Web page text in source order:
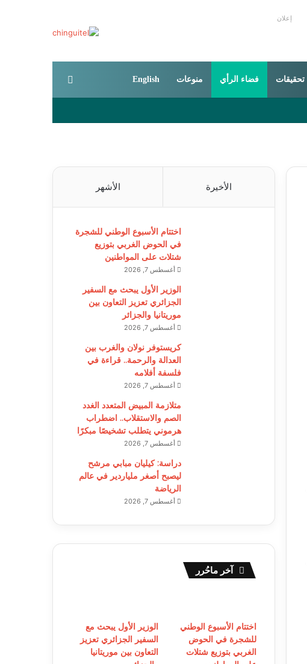
إعلان
تحقيقات فضاء الرأي منوعات English
الأخيرة الأشهر
اختتام الأسبوع الوطني للشجرة
في الحوض الغربي بتوزيع
شتلات على المواطنين
أغسطس 7, 2026
الوزير الأول يبحث مع السفير
الجزائري تعزيز التعاون بين
موريتانيا والجزائر
أغسطس 7, 2026
كريستوفر نولان والغرب بين
العدالة والرحمة.. قراءة في
فلسفة أفلامه
أغسطس 7, 2026
متلازمة المبيض المتعدد الغدد
الصم والاستقلاب.. اضطراب
هرموني يتطلب تشخيصًا مبكرًا
أغسطس 7, 2026
دراسة: كيليان مبابي مرشح
ليصبح أصغر ملياردير في عالم
الرياضة
أغسطس 7, 2026
آخر ماحُرر
اختتام الأسبوع الوطني
للشجرة في الحوض
الغربي بتوزيع شتلات
الوزير الأول يبحث مع
السفير الجزائري تعزيز
التعاون بين موريتانيا